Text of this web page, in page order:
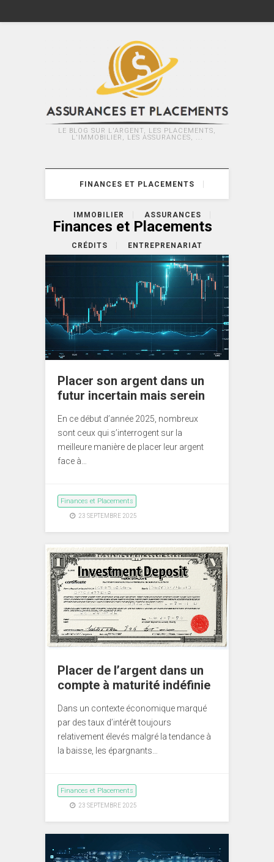
LE BLOG SUR L'ARGENT, LES PLACEMENTS,
L'IMMOBILIER, LES ASSURANCES, ...
FINANCES ET PLACEMENTS
IMMOBILIER ASSURANCES
CRÉDITS ENTREPRENARIAT
Finances et Placements
Placer son argent dans un
futur incertain mais serein
En ce début d’année 2025, nombreux
sont ceux qui s’interrogent sur la
meilleure manière de placer leur argent
face à…
Finances et Placements
23 SEPTEMBRE 2025
Placer de l’argent dans un
compte à maturité indéfinie
Dans un contexte économique marqué
par des taux d’intérêt toujours
relativement élevés malgré la tendance à
la baisse, les épargnants…
Finances et Placements
23 SEPTEMBRE 2025